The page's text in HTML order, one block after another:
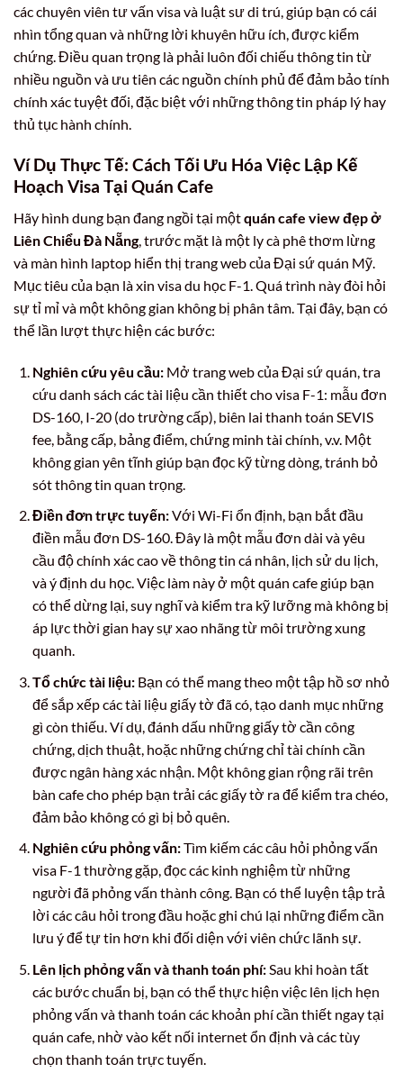
các chuyên viên tư vấn visa và luật sư di trú, giúp bạn có cái
nhìn tổng quan và những lời khuyên hữu ích, được kiểm
chứng. Điều quan trọng là phải luôn đối chiếu thông tin từ
nhiều nguồn và ưu tiên các nguồn chính phủ để đảm bảo tính
chính xác tuyệt đối, đặc biệt với những thông tin pháp lý hay
thủ tục hành chính.
Ví Dụ Thực Tế: Cách Tối Ưu Hóa Việc Lập Kế
Hoạch Visa Tại Quán Cafe
Hãy hình dung bạn đang ngồi tại mộtquán cafe view đẹp ở
Liên Chiểu Đà Nẵng, trước mặt là một ly cà phê thơm lừng
và màn hình laptop hiển thị trang web của Đại sứ quán Mỹ.
Mục tiêu của bạn là xin visa du học F-1. Quá trình này đòi hỏi
sự tỉ mỉ và một không gian không bị phân tâm. Tại đây, bạn có
thể lần lượt thực hiện các bước:
Nghiên cứu yêu cầu:Mở trang web của Đại sứ quán, tra
cứu danh sách các tài liệu cần thiết cho visa F-1: mẫu đơn
DS-160, I-20 (do trường cấp), biên lai thanh toán SEVIS
fee, bằng cấp, bảng điểm, chứng minh tài chính, v.v. Một
không gian yên tĩnh giúp bạn đọc kỹ từng dòng, tránh bỏ
sót thông tin quan trọng.
Điền đơn trực tuyến:Với Wi-Fi ổn định, bạn bắt đầu
điền mẫu đơn DS-160. Đây là một mẫu đơn dài và yêu
cầu độ chính xác cao về thông tin cá nhân, lịch sử du lịch,
và ý định du học. Việc làm này ở một quán cafe giúp bạn
có thể dừng lại, suy nghĩ và kiểm tra kỹ lưỡng mà không bị
áp lực thời gian hay sự xao nhãng từ môi trường xung
quanh.
Tổ chức tài liệu:Bạn có thể mang theo một tập hồ sơ nhỏ
để sắp xếp các tài liệu giấy tờ đã có, tạo danh mục những
gì còn thiếu. Ví dụ, đánh dấu những giấy tờ cần công
chứng, dịch thuật, hoặc những chứng chỉ tài chính cần
được ngân hàng xác nhận. Một không gian rộng rãi trên
bàn cafe cho phép bạn trải các giấy tờ ra để kiểm tra chéo,
đảm bảo không có gì bị bỏ quên.
Nghiên cứu phỏng vấn:Tìm kiếm các câu hỏi phỏng vấn
visa F-1 thường gặp, đọc các kinh nghiệm từ những
người đã phỏng vấn thành công. Bạn có thể luyện tập trả
lời các câu hỏi trong đầu hoặc ghi chú lại những điểm cần
lưu ý để tự tin hơn khi đối diện với viên chức lãnh sự.
Lên lịch phỏng vấn và thanh toán phí:Sau khi hoàn tất
các bước chuẩn bị, bạn có thể thực hiện việc lên lịch hẹn
phỏng vấn và thanh toán các khoản phí cần thiết ngay tại
quán cafe, nhờ vào kết nối internet ổn định và các tùy
chọn thanh toán trực tuyến.